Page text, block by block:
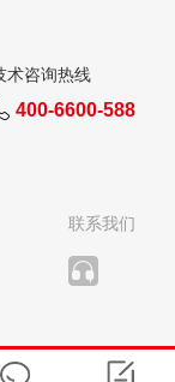
术咨询热线
400-6600-588
联系我们
司